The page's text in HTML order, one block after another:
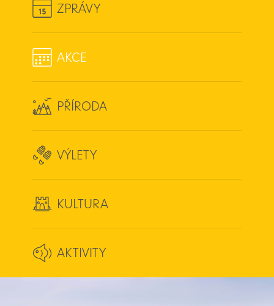
ZPRÁVY
AKCE
PŘÍRODA
VÝLETY
KULTURA
AKTIVITY